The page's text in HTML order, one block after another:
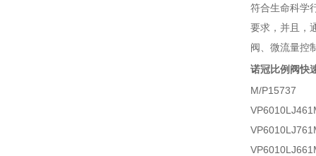
符合生命科学
要求，并且，
阀、微流量控
诺冠比例阀快
M/P15737